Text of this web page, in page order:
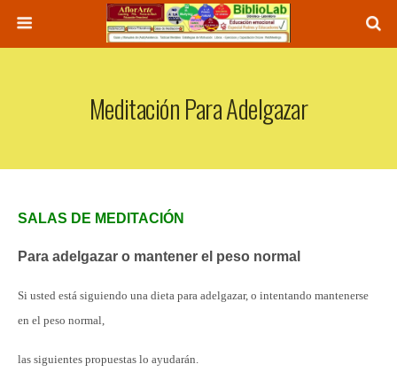
Meditación Para Adelgazar
SALAS DE MEDITACIÓN
Para adelgazar o mantener el peso normal
Si usted está siguiendo una dieta para adelgazar, o intentando mantenerse
en el peso normal,
las siguientes propuestas lo ayudarán.